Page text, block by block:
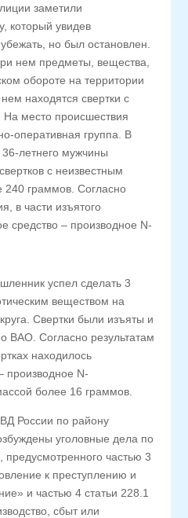
заметили
который увидев
но был остановлен.
нем предметы, вещества,
обороте на территории
находятся свертки с
место происшествия
оперативная группа. В
летнего мужчины
с неизвестным
граммов. Согласно
в части изъятого
средство – производное N-
успел сделать 3
веществом на
Свертки были изъяты и
ВАО. Согласно результатам
находилось
производное N-
более 16 граммов.
России по району
уголовные дела по
предусмотренного частью 3
к преступлению и
и частью 4 статьи 228.1
сбыт или